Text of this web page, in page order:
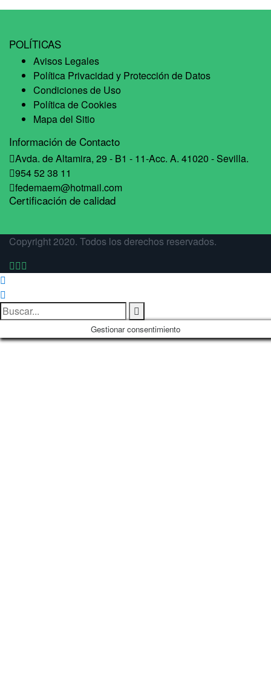
POLÍTICAS
Avisos Legales
Política Privacidad y Protección de Datos
Condiciones de Uso
Política de Cookies
Mapa del Sitio
Información de Contacto
Avda. de Altamira, 29 - B1 - 11-Acc. A. 41020 - Sevilla.
954 52 38 11
fedemaem@hotmail.com
Certificación de calidad
Copyright 2020. Todos los derechos reservados.
Gestionar consentimiento